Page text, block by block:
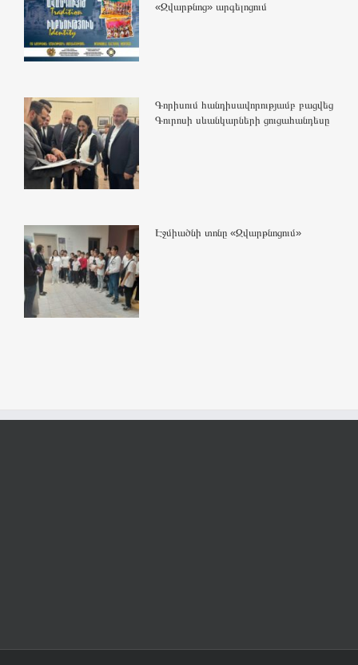
«Զվարթնոց» արգելոցում
Գորիսում հանդիսավորությամբ բացվեց
Գուրոսի սևանկարների ցուցահանդեսը
Էջմիածնի տոնը «Զվարթնոցում»